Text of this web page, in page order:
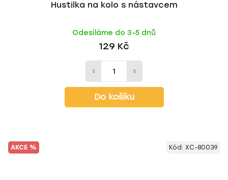
Hustilka na kolo s nástavcem
Odesíláme do 3-5 dnů
129 Kč
Do košíku
AKCE % Kód: XC-80039